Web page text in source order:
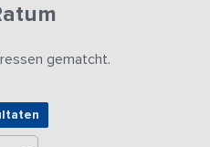
gematcht.